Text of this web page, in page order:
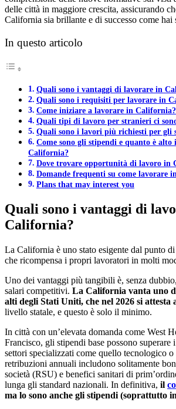
delle città in maggiore crescita, assicurando
California sia brillante e di successo come hai
In questo articolo
Quali sono i vantaggi di lavorare in
Quali sono i requisiti per lavorare in
Come iniziare a lavorare in
Quali tipi di lavoro per stranieri ci
Quali sono i lavori più richiesti per
Come sono gli stipendi e quanto è
California?
Dove trovare opportunità di lavoro in
Domande frequenti su come lavorare
Plans that may interest you
Quali sono i vantaggi di
California?
La California è uno stato esigente dal punto
che ricompensa i propri lavoratori in molti
Uno dei vantaggi più tangibili è, senza
salari competitivi. La California vanta uno
alti degli Stati Uniti, che nel 2026 si attesta
livello statale, e questo è solo il minimo.
In città con un’elevata domanda come West
Francisco, gli stipendi base possono
settori specializzati come quello tecnologico o
retribuzioni annuali includono solitamente
società (RSU) e benefici sanitari di
lunga gli standard nazionali. In definitiva, il
ma lo sono anche gli stipendi (soprattutto